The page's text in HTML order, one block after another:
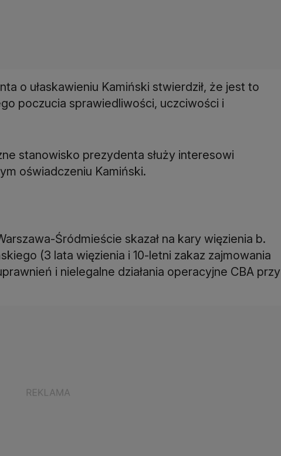
o ułaskawieniu Kamiński stwierdził, że jest to
poczucia sprawiedliwości, uczciwości i
stanowisko prezydenta służy interesowi
oświadczeniu Kamiński.
Śródmieście skazał na kary więzienia b.
(3 lata więzienia i 10-letni zakaz zajmowania
i nielegalne działania operacyjne CBA przy